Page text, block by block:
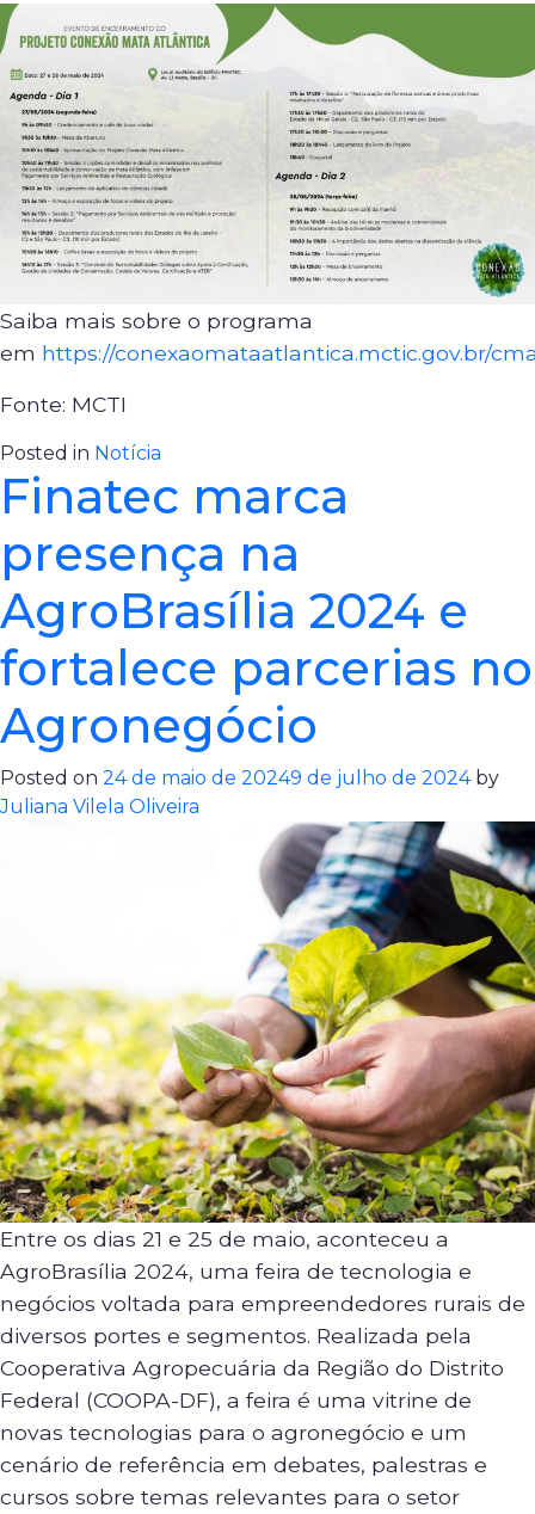
Saiba mais sobre o programa
em https://conexaomataatlantica.mctic.gov.br/
Fonte: MCTI
Posted in Notícia
Finatec marca
presença na
AgroBrasília 2024 e
fortalece parcerias no
Agronegócio
Posted on 24 de maio de 20249 de julho de 2024by
Juliana Vilela Oliveira
Entre os dias 21 e 25 de maio, aconteceu a
AgroBrasília 2024, uma feira de tecnologia e
negócios voltada para empreendedores rurais de
diversos portes e segmentos. Realizada pela
Cooperativa Agropecuária da Região do Distrito
Federal (COOPA-DF), a feira é uma vitrine de
novas tecnologias para o agronegócio e um
cenário de referência em debates, palestras e
cursos sobre temas relevantes para o setor